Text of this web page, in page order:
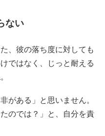
ない
、彼の落ち度に対しても
ではなく、じっと耐える
がある」と思いません。
のでは？」と、自分を責